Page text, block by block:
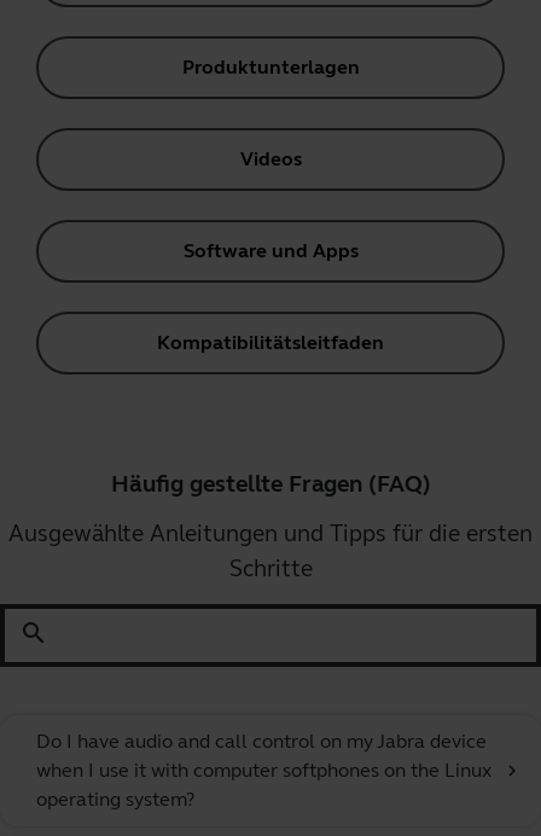
Produktunterlagen
Videos
Software und Apps
Kompatibilitätsleitfaden
Häufig gestellte Fragen (FAQ)
Ausgewählte Anleitungen und Tipps für die ersten
Schritte
search
Do I have audio and call control on my Jabra device
when I use it with computer softphones on the Linux
operating system?
chevron_right